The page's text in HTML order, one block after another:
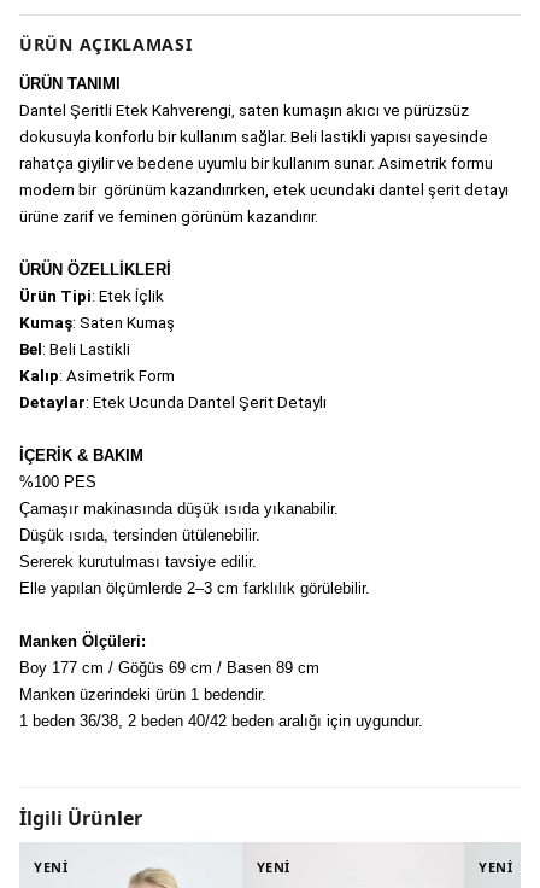
ÜRÜN AÇIKLAMASI
ÜRÜN TANIMI
Dantel Şeritli Etek Kahverengi, saten kumaşın akıcı ve pürüzsüz
dokusuyla konforlu bir kullanım sağlar. Beli lastikli yapısı sayesinde
rahatça giyilir ve bedene uyumlu bir kullanım sunar. Asimetrik formu
modern bir  görünüm kazandırırken, etek ucundaki dantel şerit detayı
ürüne zarif ve feminen görünüm kazandırır.
ÜRÜN ÖZELLİKLERİ
Ürün Tipi: Etek İçlik
Kumaş: Saten Kumaş
Bel : Beli Lastikli
Kalıp: Asimetrik Form
Detaylar: Etek Ucunda Dantel Şerit Detaylı
İÇERİK & BAKIM
%100 PES
Çamaşır makinasında düşük ısıda yıkanabilir.
Düşük ısıda, tersinden ütülenebilir.
Sererek kurutulması tavsiye edilir.
Elle yapılan ölçümlerde 2–3 cm farklılık görülebilir.
Manken Ölçüleri:
Boy 177 cm / Göğüs 69 cm / Basen 89 cm
Manken üzerindeki ürün 1 bedendir.
1 beden 36/38, 2 beden 40/42 beden aralığı için uygundur.
İlgili Ürünler
YENİ YENİ YENİ